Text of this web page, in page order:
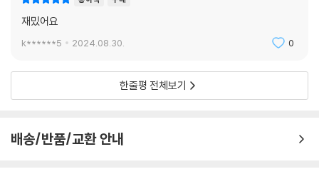
재밌어요
k******5 2024.08.30. 0
한줄평 전체보기
배송/반품/교환 안내